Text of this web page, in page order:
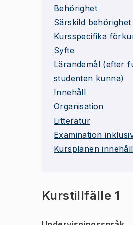
Behörighet
Särskild behörighet
Kursspecifika
Syfte
Lärandemål (efter
studenten kunna)
Innehåll
Organisation
Litteratur
Examination
Kursplanen
Kurstillfälle 1